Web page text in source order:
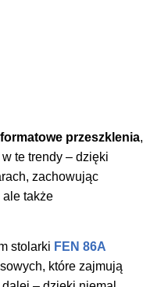
przeszklenia,
te trendy – dzięki
zachowując
ale także
stolarki FEN 86A
które zajmują